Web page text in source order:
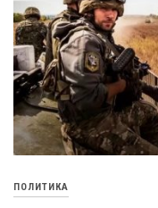
ПОЛИТИКА